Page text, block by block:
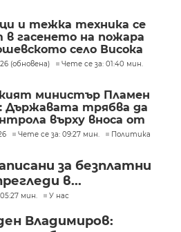
и тежка техника се
в гасенето на пожара
село Висока
(обновена)
Чете се за: 01:40 мин.
министър Пламен
Държавата трябва да
върху вноса от
Чете се за: 09:27 мин. Политика
за безплатни
в...
мин. У нас
Владимиров: